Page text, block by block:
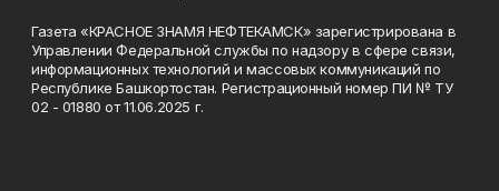
Газета «КРАСНОЕ ЗНАМЯ НЕФТЕКАМСК» зарегистрирована в
Управлении Федеральной службы по надзору в сфере связи,
информационных технологий и массовых коммуникаций по
Республике Башкортостан. Регистрационный номер ПИ № ТУ
02 - 01880 от 11.06.2025 г.